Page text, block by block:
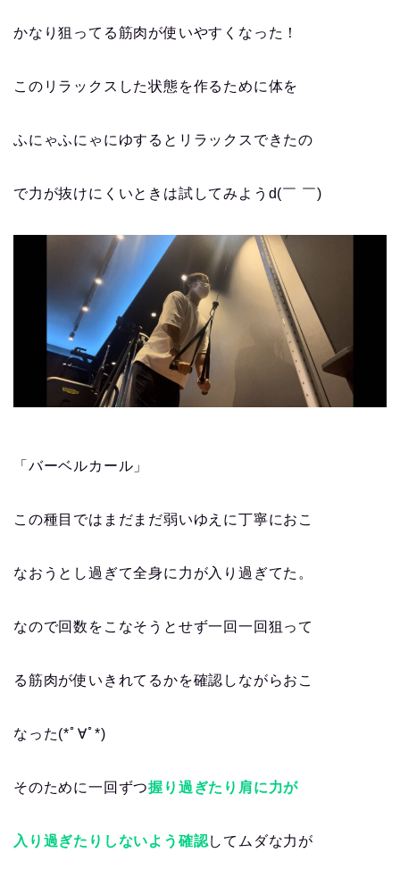
かなり狙ってる筋肉が使いやすくなった！
このリラックスした状態を作るために体を
ふにゃふにゃにゆするとリラックスできたの
で力が抜けにくいときは試してみようd(￣ ￣)
「バーベルカール」
この種目ではまだまだ弱いゆえに丁寧におこ
なおうとし過ぎて全身に力が入り過ぎてた。
なので回数をこなそうとせず一回一回狙って
る筋肉が使いきれてるかを確認しながらおこ
なった(*ﾟ∀ﾟ*)
そのために一回ずつ握り過ぎたり肩に力が
入り過ぎたりしないよう確認してムダな力が